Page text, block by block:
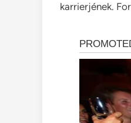
karrierjének.